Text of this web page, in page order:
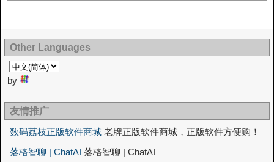
Other Languages
by
友情推广
数码荔枝正版软件商城 老牌正版软件商城，正版软件方便购！
落格智聊 | ChatAI 落格智聊 | ChatAI